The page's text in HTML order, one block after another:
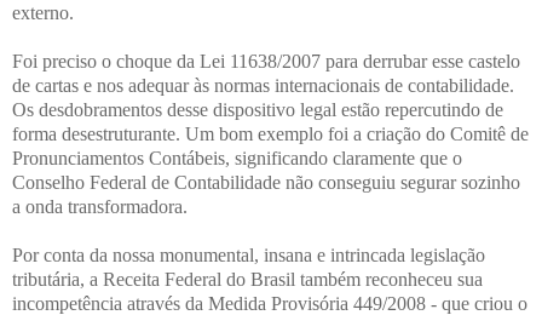
externo.
Foi preciso o choque da Lei 11638/2007 para derrubar esse castelo
de cartas e nos adequar às normas internacionais de contabilidade.
Os desdobramentos desse dispositivo legal estão repercutindo de
forma desestruturante. Um bom exemplo foi a criação do Comitê de
Pronunciamentos Contábeis, significando claramente que o
Conselho Federal de Contabilidade não conseguiu segurar sozinho
a onda transformadora.
Por conta da nossa monumental, insana e intrincada legislação
tributária, a Receita Federal do Brasil também reconheceu sua
incompetência através da Medida Provisória 449/2008 - que criou o